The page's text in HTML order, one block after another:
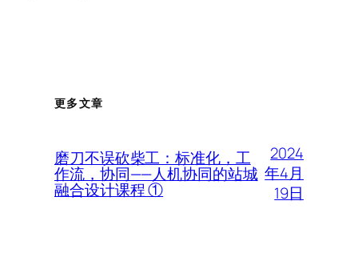
更多文章
磨刀不误砍柴工：标准化，工
作流，协同——人机协同的站城
融合设计课程 ①
2024
年4月
19日